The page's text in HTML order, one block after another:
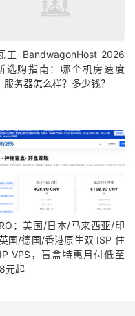
工 BandwagonHost 2026
选购指南：哪个机房速度
服务器怎么样？多少钱？
：美国/日本/马来西亚/印
国/德国/香港原生双 ISP 住
VPS，盲盒特惠月付低至
元起